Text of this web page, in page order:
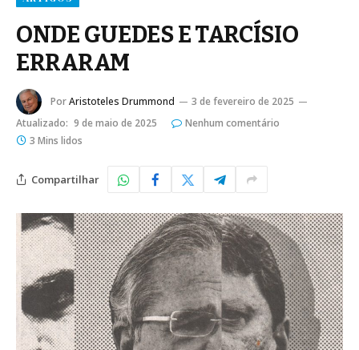
ONDE GUEDES E TARCÍSIO
ERRARAM
PorAristoteles Drummond
3 de fevereiro de 2025
Atualizado: 9 de maio de 2025
Nenhum comentário
3 Mins lidos
Compartilhar